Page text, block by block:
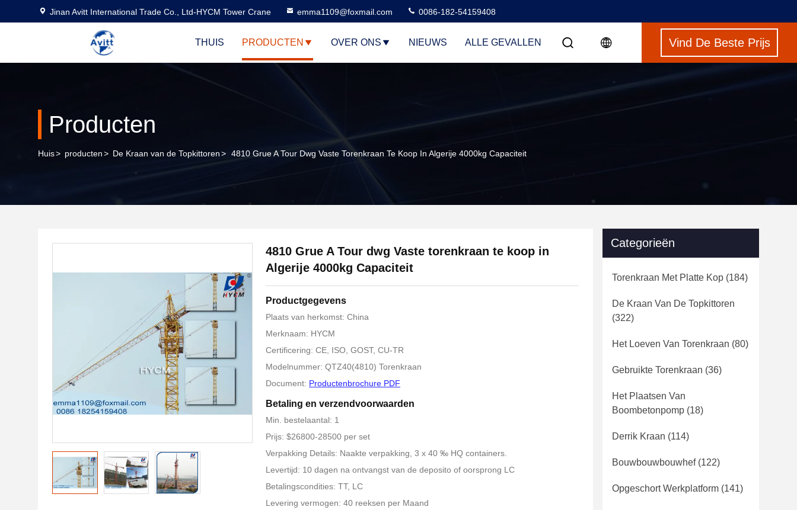
Jinan Avitt International Trade Co., Ltd-HYCM Tower Crane emma1109@foxmail.com 0086-182-54159408
THUIS PRODUCTEN OVER ONS NIEUWS ALLE GEVALLEN Vind De Beste Prijs
Producten
Huis> producten> De Kraan van de Topkittoren> 4810 Grue A Tour Dwg Vaste Torenkraan Te Koop In Algerije 4000kg Capaciteit
4810 Grue A Tour dwg Vaste torenkraan te koop in
Algerije 4000kg Capaciteit
Productgegevens
Plaats van herkomst: China
Merknaam: HYCM
Certificering: CE, ISO, GOST, CU-TR
Modelnummer: QTZ40(4810) Torenkraan
Document: Productenbrochure PDF
Betaling en verzendvoorwaarden
Min. bestelaantal: 1
Prijs: $26800-28500 per set
Verpakking Details: Naakte verpakking, 3 x 40 ‰ HQ containers.
Levertijd: 10 dagen na ontvangst van de deposito of oorsprong LC
Betalingscondities: TT, LC
Levering vermogen: 40 reeksen per Maand
Categorieën
Torenkraan Met Platte Kop (184)
De Kraan Van De Topkittoren
(322)
Het Loeven Van Torenkraan (80)
Gebruikte Torenkraan (36)
Het Plaatsen Van
Boombetonpomp (18)
Derrik Kraan (114)
Bouwbouwbouwhef(122)
Opgeschort Werkplatform (141)